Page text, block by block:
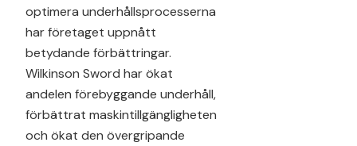
optimera underhållsprocesserna
har företaget uppnått
betydande förbättringar.
Wilkinson Sword har ökat
andelen förebyggande underhåll,
förbättrat maskintillgängligheten
och ökat den övergripande